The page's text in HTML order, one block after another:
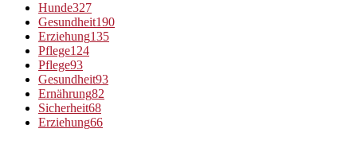
Hunde327
Gesundheit190
Erziehung135
Pflege124
Pflege93
Gesundheit93
Ernährung82
Sicherheit68
Erziehung66